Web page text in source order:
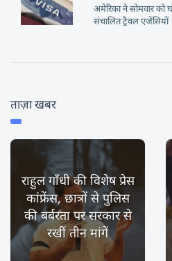
अमेरिका ने सोमवार को
संचालित ट्रैवल एजेंसियों
ताज़ा खबर
राहुल गाँधी की विशेष प्रेस
कांफ्रेंस, छात्रों से पुलिस
की बर्बरता पर सरकार से
रखीं तीन मांगें